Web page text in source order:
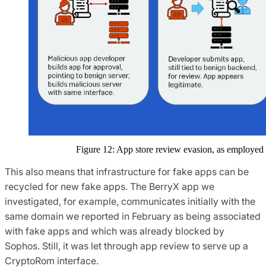
Figure 12: App store review evasion, as
This also means that infrastructure for fake apps can be
recycled for new fake apps. The BerryX app we
investigated, for example, communicates initially with the
same domain we reported in February as being associated
with fake apps and which was already blocked by
Sophos. Still, it was let through app review to serve up a
CryptoRom interface.